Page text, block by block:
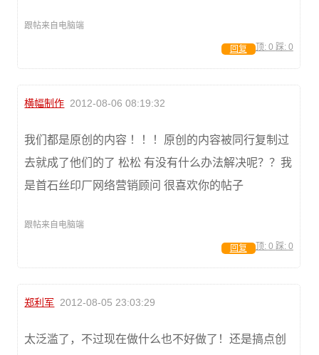
跟帖来自电脑端
顶: 0 踩: 0
回复
横幅制作 2012-08-06 08:19:32
我们都是原创的内容 ！！！原创的内容被同行复制过
去就成了他们的了 松松 有没有什么办法解决呢？？我
是首石丝印厂网络营销顾问 很喜欢你的帖子
跟帖来自电脑端
顶: 0 踩: 0
回复
郑利军 2012-08-05 23:03:29
太泛滥了，不过现在做什么也不好做了！还是搞点创